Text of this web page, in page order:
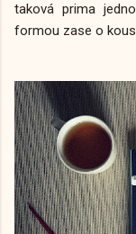
taková prima
formou zase o